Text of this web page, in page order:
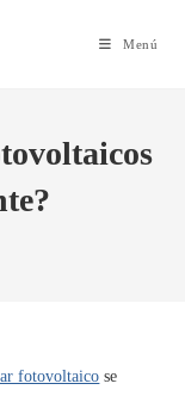
Menú
fotovoltaico se